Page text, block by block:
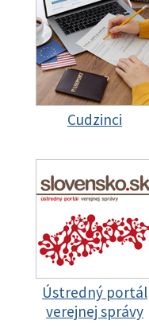
Cudzinci
Ústredný portál
verejnej správy